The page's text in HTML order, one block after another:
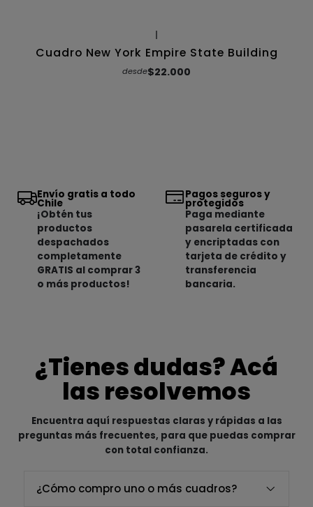
Cuadro New York Empire State Building
desde$22.000
Envío gratis a todo
Chile
¡Obtén tus
productos
despachados
completamente
GRATIS al comprar 3
o más productos!
Pagos seguros y
protegidos
Paga mediante
pasarela certificada
y encriptadas con
tarjeta de crédito y
transferencia
bancaria.
¿Tienes dudas? Acá
las resolvemos
Encuentra aquí respuestas claras y rápidas a las
preguntas más frecuentes, para que puedas comprar
con total confianza.
¿Cómo compro uno o más cuadros?